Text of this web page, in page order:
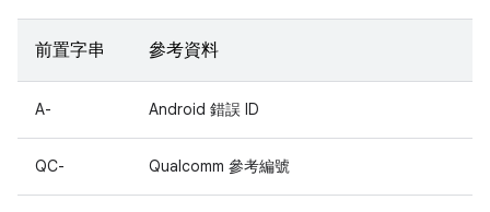
前置字串 參考資料
A- Android 錯誤 ID
QC- Qualcomm 參考編號